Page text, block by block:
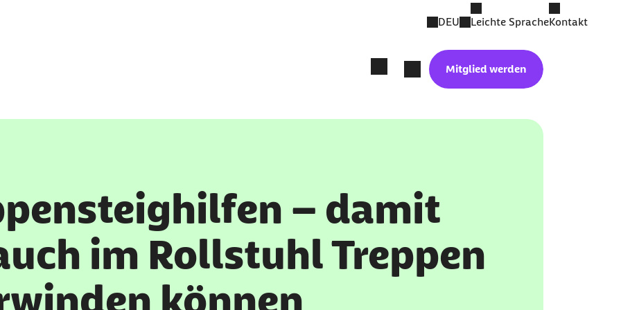
DEU Leichte SpracheKontakt
Mitglied werden
– damit
im Rollstuhl Treppen
können